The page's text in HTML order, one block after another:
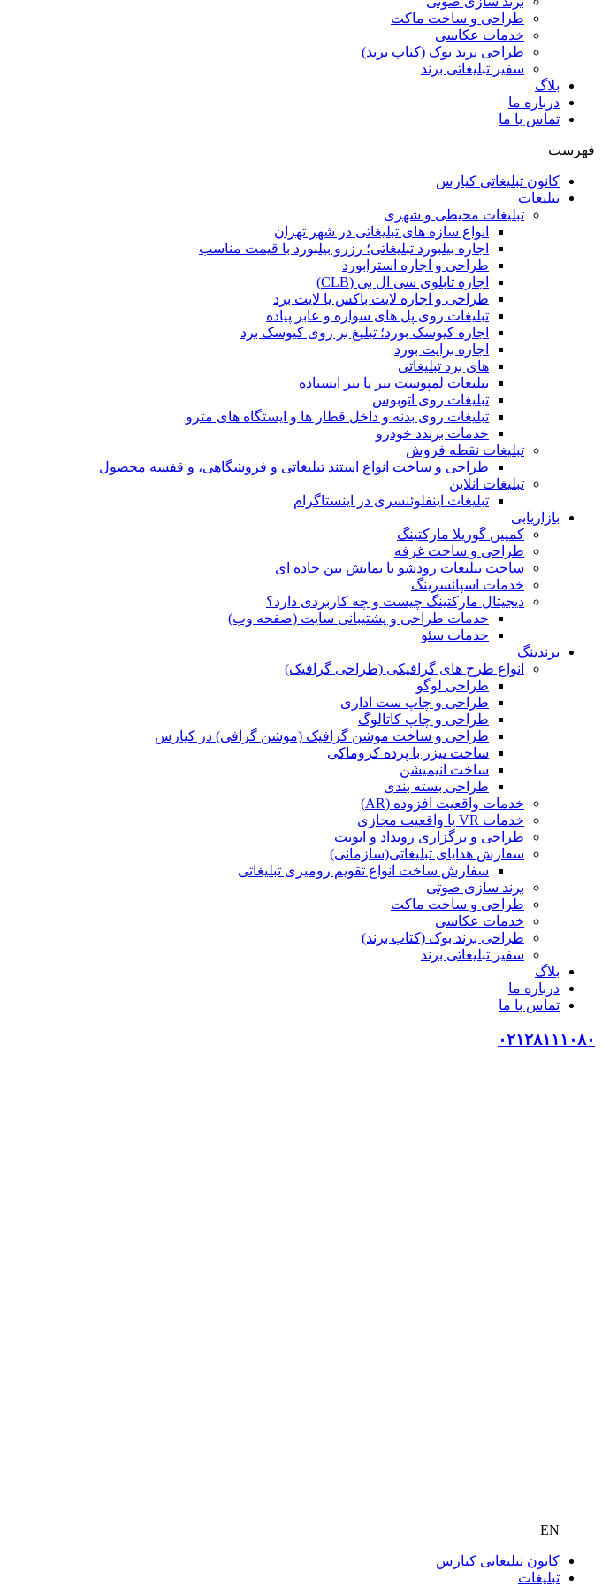
طراحی و ساخت ماکت
خدمات عکاسی
طراحی برند بوک (کتاب برند)
سفیر تبلیغاتی برند
بلاگ
درباره ما
تماس با ما
فهرست
کانون تبلیغاتی کیارس
تبلیغات
تبلیغات محیطی و شهری
انواع سازه‌ های تبلیغاتی در شهر تهران
اجاره بیلبورد تبلیغاتی؛ رزرو بیلبورد با قیمت مناسب
طراحی و اجاره استرابورد
اجاره تابلوی سی ال بی (CLB)
طراحی و اجاره لایت باکس یا لایت برد
تبلیغات روی پل های سواره و عابر پیاده
اجاره کیوسک بورد؛ تبلیغ بر روی کیوسک برد
اجاره برایت بورد
های برد تبلیغاتی
تبلیغات لمپوست بنر یا بنر ایستاده
تبلیغات روی اتوبوس
تبلیغات روی بدنه و داخل قطار ها و ایستگاه های مترو
خدمات برندد خودرو
تبلیغات نقطه فروش
طراحی و ساخت انواع استند تبلیغاتی و فروشگاهی، و قفسه محصول
تبلیغات انلاین
تبلیغات اینفلوئنسری در اینستاگرام
بازاریابی
کمپین گوریلا مارکتینگ
طراحی و ساخت غرفه
ساخت تبلیغات رودشو یا نمایش بین جاده ای
خدمات اسپانسرینگ
دیجیتال مارکتینگ چیست و چه کاربردی دارد؟
خدمات طراحی و پشتیبانی سایت (صفحه وب)
خدمات سئو
برندینگ
انواع طرح های گرافیکی (طراحی گرافیک)
طراحی لوگو
طراحی و چاپ ست اداری
طراحی و چاپ کاتالوگ
طراحی و ساخت موشن گرافیک (موشن گرافی) در کیارس
ساخت تیزر با پرده کروماکی
ساخت انیمیشن
طراحی بسته بندی
خدمات واقعیت افزوده (AR)
خدمات VR یا واقعیت مجازی
طراحی و برگزاری رویداد و ایونت
سفارش هدایای تبلیغاتی(سازمانی)
سفارش ساخت انواع تقویم رومیزی تبلیغاتی
برند سازی صوتی
طراحی و ساخت ماکت
خدمات عکاسی
طراحی برند بوک (کتاب برند)
سفیر تبلیغاتی برند
بلاگ
درباره ما
تماس با ما
۰۲۱۲۸۱۱۱۰۸۰
EN
کانون تبلیغاتی کیارس
تبلیغات